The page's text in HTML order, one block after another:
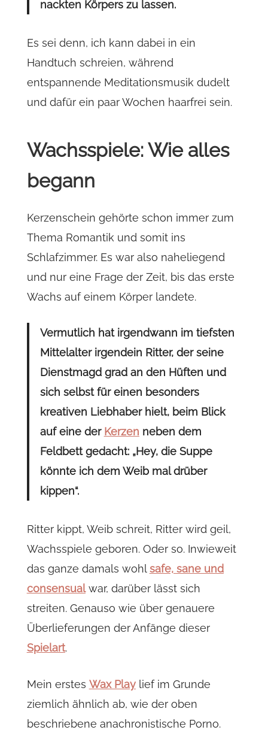
nackten Körpers zu lassen.
Es sei denn, ich kann dabei in ein
Handtuch schreien, während
entspannende Meditationsmusik dudelt
und dafür ein paar Wochen haarfrei sein.
Wachsspiele: Wie alles
begann
Kerzenschein gehörte schon immer zum
Thema Romantik und somit ins
Schlafzimmer. Es war also naheliegend
und nur eine Frage der Zeit, bis das erste
Wachs auf einem Körper landete.
Vermutlich hat irgendwann im tiefsten
Mittelalter irgendein Ritter, der seine
Dienstmagd grad an den Hüften und
sich selbst für einen besonders
kreativen Liebhaber hielt, beim Blick
auf eine der Kerzen neben dem
Feldbett gedacht: „Hey, die Suppe
könnte ich dem Weib mal drüber
kippen“.
Ritter kippt, Weib schreit, Ritter wird geil,
Wachsspiele geboren. Oder so. Inwieweit
das ganze damals wohlsafe, sane und
consensualwar, darüber lässt sich
streiten. Genauso wie über genauere
Überlieferungen der Anfänge dieser
Spielart.
Mein erstes Wax Playlief im Grunde
ziemlich ähnlich ab, wie der oben
beschriebene anachronistische Porno.